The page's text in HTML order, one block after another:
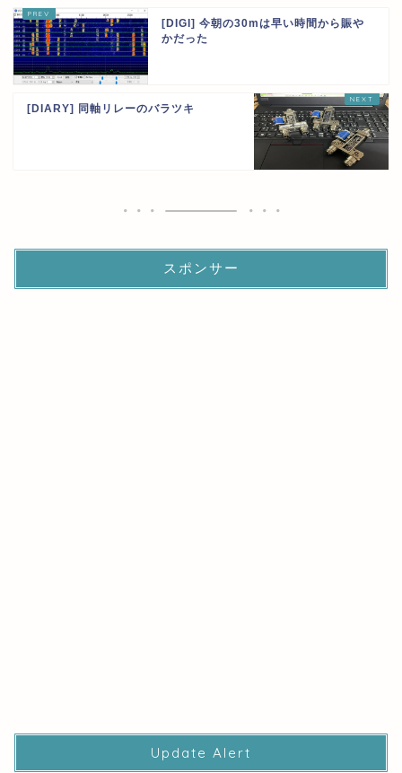
[DIGI] 今朝の30mは早い時間から賑や
かだった
[DIARY] 同軸リレーのバラツキ
スポンサー
Update Alert